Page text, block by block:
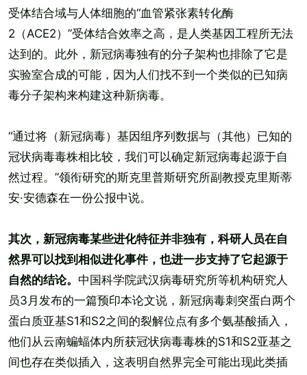
受体结合域与人体细胞的“血管紧张素转化酶
2（ACE2）”受体结合效率之高，是人类基因工程所无法
达到的。此外，新冠病毒独有的分子架构也排除了它是
实验室合成的可能，因为人们找不到一个类似的已知病
毒分子架构来构建这种新病毒。
“通过将（新冠病毒）基因组序列数据与（其他）已知的
冠状病毒毒株相比较，我们可以确定新冠病毒起源于自
然过程。”领衔研究的斯克里普斯研究所副教授克里斯蒂
安·安德森在一份公报中说。
其次，新冠病毒某些进化特征并非独有，科研人员在自
然界可以找到相似进化事件，也进一步支持了它起源于
自然的结论。 中国科学院武汉病毒研究所等机构研究人
员3月发布的一篇预印本论文说，新冠病毒刺突蛋白两个
蛋白质亚基S1和S2之间的裂解位点有多个氨基酸插入，
他们从云南蝙蝠体内所获冠状病毒毒株的S1和S2亚基之
间也存在类似插入，这表明自然界完全可能出现此类插